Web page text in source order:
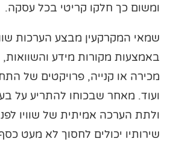
ומשום כך חלקו קריטי בכל עסקה.
שמאי המקרקעין מבצע הערכות
באמצעות מקורות מידע
מכירה או קנייה, פרויקטים של
ועוד. מאחר שבכוחו להתריע על
ולתת הערכה אמיתית של שוויו
שירותיו יכולים לחסוך לא מעט